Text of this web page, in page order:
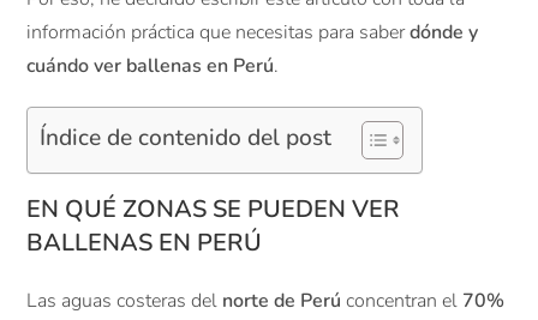
información práctica que necesitas para saberdónde y
cuándo ver ballenas en Perú.
Índice de contenido del post
EN QUÉ ZONAS SE PUEDEN VER
BALLENAS EN PERÚ
Las aguas costeras del norte de Perú concentran el 70%